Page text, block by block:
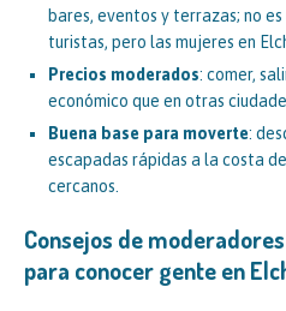
bares, eventos y terrazas; no
turistas, pero las mujeres en
Precios moderados: comer,
económico que en otras
Buena base para moverte:
escapadas rápidas a la costa
cercanos.
Consejos de
para conocer gente en